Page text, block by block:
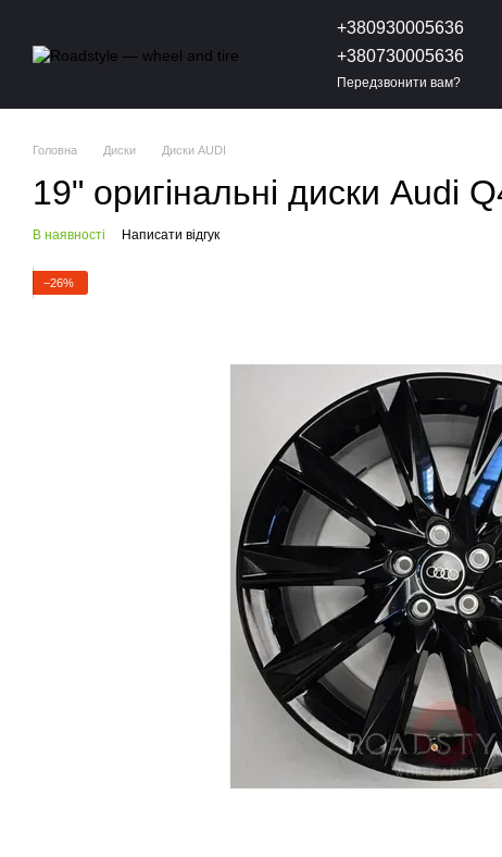
+380930005636
+380730005636
Передзвонити вам?
Головна Диски Диски AUDI
19" оригінальні диски Audi
В наявності Написати відгук
−26%